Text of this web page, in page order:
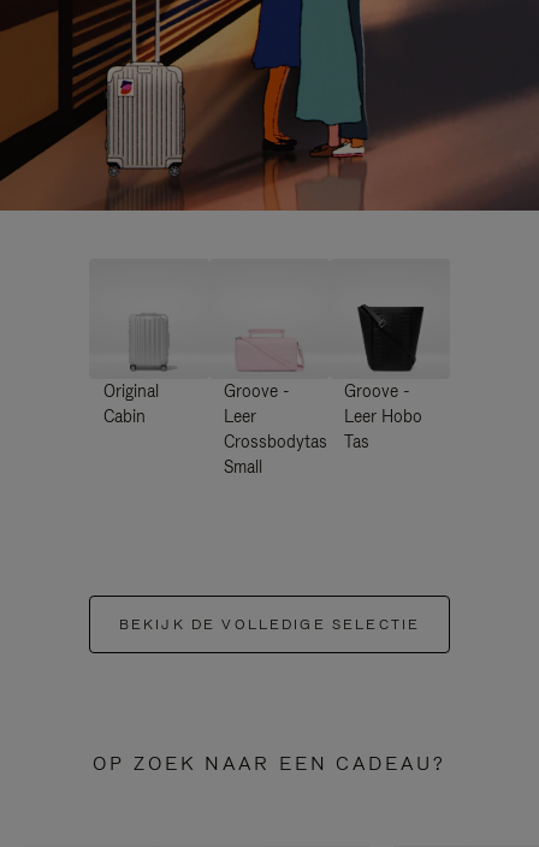
Original
Cabin
Groove -
Leer
Crossbodytas
Small
Groove -
Leer Hobo
Tas
BEKIJK DE VOLLEDIGE SELECTIE
OP ZOEK NAAR EEN CADEAU?